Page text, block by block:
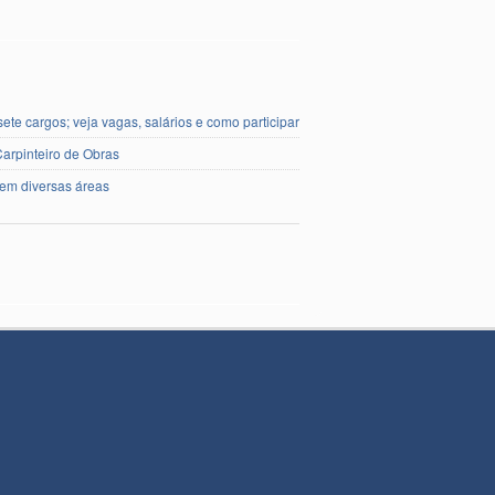
cargos; veja vagas, salários e como participar
de Obras
diversas áreas